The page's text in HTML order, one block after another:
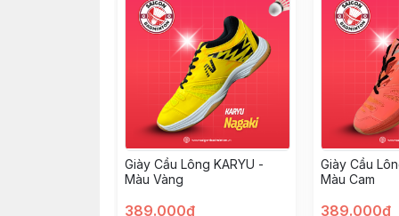
Giày Cầu Lông KARYU -
Màu Vàng
389.000đ
Giày Cầu
Màu Cam
389.000đ